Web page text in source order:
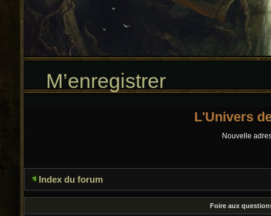
M’enregistrer
L'Univers
Nouvelle
Index du forum
Foire aux